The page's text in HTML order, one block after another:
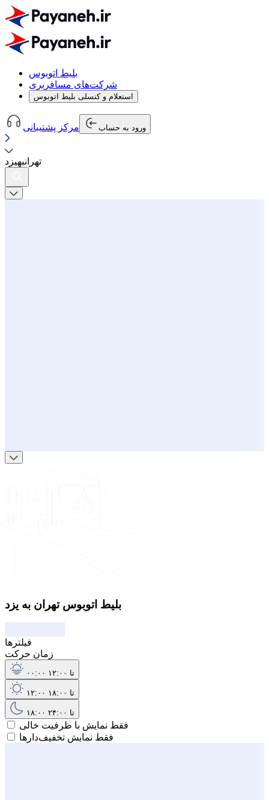
بلیط اتوبوس
شرکت‌های مسافربری
استعلام و کنسلی بلیط اتوبوس
مرکز پشتیبانی ورود به حساب
تهرانبهیزد
بلیط اتوبوس تهران به یزد
فیلترها
زمان حرکت
۰۰:۰۰ تا ۱۲:۰۰
۱۲:۰۰ تا ۱۸:۰۰
۱۸:۰۰ تا ۲۴:۰۰
فقط نمایش با ظرفیت خالی
فقط نمایش تخفیف‌دارها